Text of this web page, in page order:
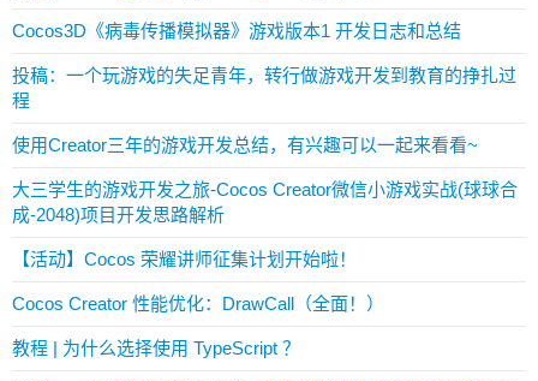
Cocos3D《病毒传播模拟器》游戏版本1 开发日志和总结
投稿：一个玩游戏的失足青年，转行做游戏开发到教育的挣扎过
程
使用Creator三年的游戏开发总结，有兴趣可以一起来看看~
大三学生的游戏开发之旅-Cocos Creator微信小游戏实战(球球合
成-2048)项目开发思路解析
【活动】Cocos 荣耀讲师征集计划开始啦！
Cocos Creator 性能优化：DrawCall（全面！）
教程 | 为什么选择使用 TypeScript ？